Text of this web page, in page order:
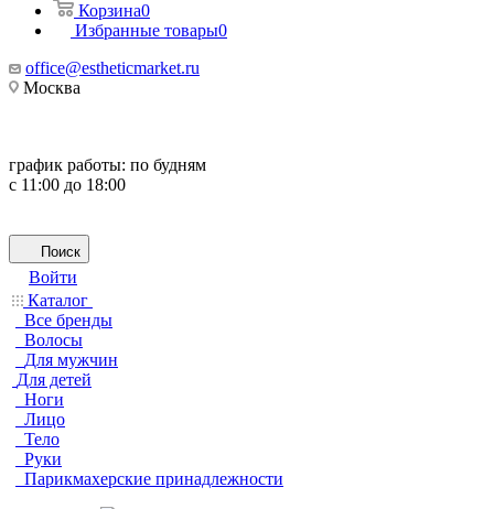
Корзина0
Избранные товары0
office@estheticmarket.ru
Москва
график работы: по будням
с 11:00 до 18:00
Поиск
Войти
Каталог
Все бренды
Волосы
Для мужчин
Для детей
Ноги
Лицо
Тело
Руки
Парикмахерские принадлежности